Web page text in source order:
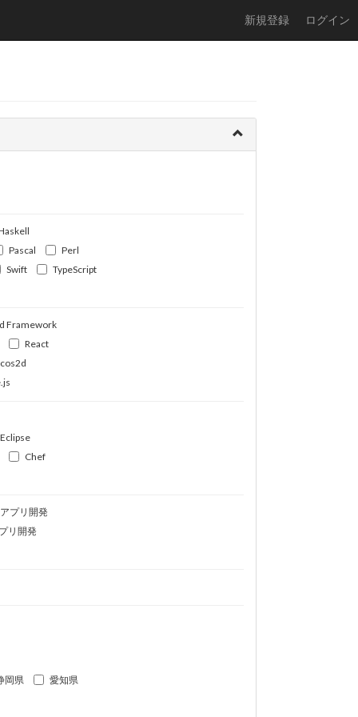
新規登録 ログイン
Pascal
Perl
Swift
TypeScript
Framework
React
Eclipse
Chef
プリ開発
リ開発
岡県
愛知県